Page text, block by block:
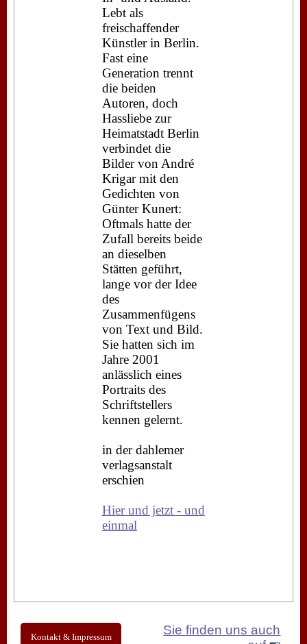
Lebt als
freischaffender
Künstler in Berlin.
Fast eine
Generation trennt
die beiden
Autoren, doch
Hassliebe zur
Heimatstadt Berlin
verbindet die
Bilder von André
Krigar mit den
Gedichten von
Günter Kunert:
Oftmals hatte der
Zufall bereits beide
an dieselben
Stätten geführt,
lange vor der Idee
des
Zusammenfügens
von Text und Bild.
Sie hatten sich im
Jahre 2001
anlässlich eines
Portraits des
Schriftstellers
kennen gelernt.
in der dahlemer
verlagsanstalt
erschien
Hier und jetzt - und
einmal
Kontakt & Impressum
Sie finden uns auch